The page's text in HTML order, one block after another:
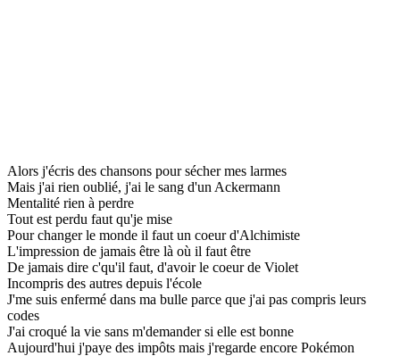
Alors j'écris des chansons pour sécher mes larmes
Mais j'ai rien oublié, j'ai le sang d'un Ackermann
Mentalité rien à perdre
Tout est perdu faut qu'je mise
Pour changer le monde il faut un coeur d'Alchimiste
L'impression de jamais être là où il faut être
De jamais dire c'qu'il faut, d'avoir le coeur de Violet
Incompris des autres depuis l'école
J'me suis enfermé dans ma bulle parce que j'ai pas compris leurs
codes
J'ai croqué la vie sans m'demander si elle est bonne
Aujourd'hui j'paye des impôts mais j'regarde encore Pokémon